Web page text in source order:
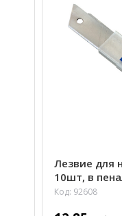
Лезвие для
10шт, в
Код: 92608